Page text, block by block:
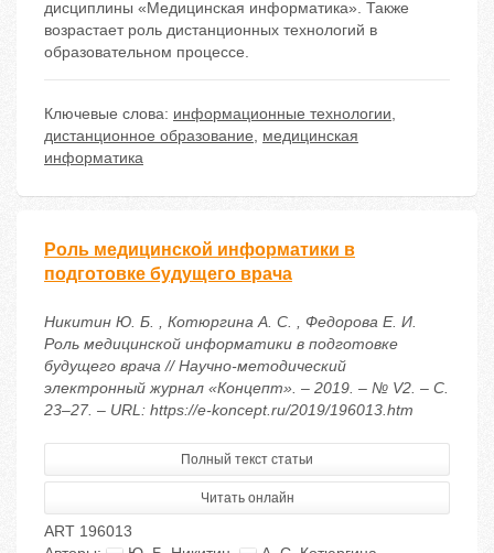
дисциплины «Медицинская информатика». Также
возрастает роль дистанционных технологий в
образовательном процессе.
Ключевые слова: информационные технологии,
дистанционное образование, медицинская
информатика
Роль медицинской информатики в
подготовке будущего врача
Никитин Ю. Б. , Котюргина А. С. , Федорова Е. И.
Роль медицинской информатики в подготовке
будущего врача // Научно-методический
электронный журнал «Концепт». – 2019. – № V2. – С.
23–27. – URL: https://e-koncept.ru/2019/196013.htm
Полный текст статьи
Читать онлайн
ART 196013